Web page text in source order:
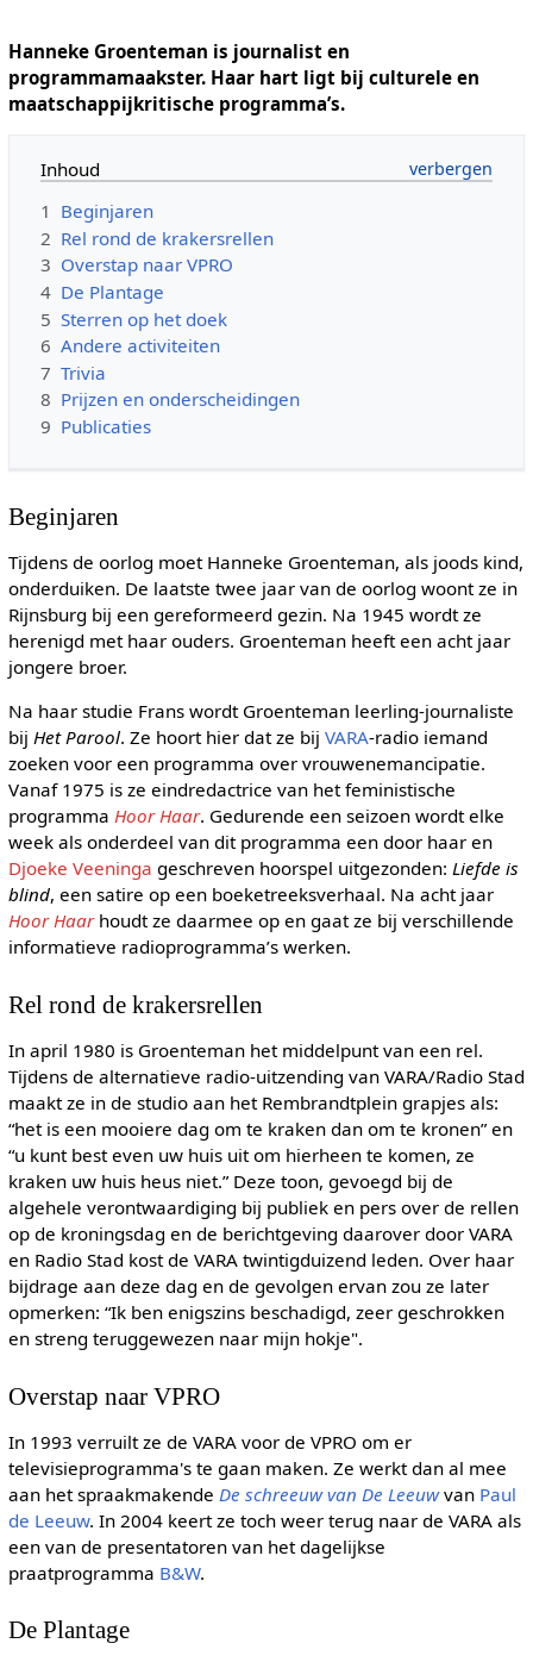
Hanneke Groenteman is journalist en
programmamaakster. Haar hart ligt bij culturele en
maatschappijkritische programma’s.
Inhoud
1 Beginjaren
2 Rel rond de krakersrellen
3 Overstap naar VPRO
4 De Plantage
5 Sterren op het doek
6 Andere activiteiten
7 Trivia
8 Prijzen en onderscheidingen
9 Publicaties
Beginjaren
Tijdens de oorlog moet Hanneke Groenteman, als joods kind,
onderduiken. De laatste twee jaar van de oorlog woont ze in
Rijnsburg bij een gereformeerd gezin. Na 1945 wordt ze
herenigd met haar ouders. Groenteman heeft een acht jaar
jongere broer.
Na haar studie Frans wordt Groenteman leerling-journaliste
bij Het Parool. Ze hoort hier dat ze bij VARA-radio iemand
zoeken voor een programma over vrouwenemancipatie.
Vanaf 1975 is ze eindredactrice van het feministische
programma Hoor Haar. Gedurende een seizoen wordt elke
week als onderdeel van dit programma een door haar en
Djoeke Veeninga geschreven hoorspel uitgezonden: Liefde is
blind, een satire op een boeketreeksverhaal. Na acht jaar
Hoor Haarhoudt ze daarmee op en gaat ze bij verschillende
informatieve radioprogramma’s werken.
Rel rond de krakersrellen
In april 1980 is Groenteman het middelpunt van een rel.
Tijdens de alternatieve radio-uitzending van VARA/Radio Stad
maakt ze in de studio aan het Rembrandtplein grapjes als:
“het is een mooiere dag om te kraken dan om te kronen” en
“u kunt best even uw huis uit om hierheen te komen, ze
kraken uw huis heus niet.” Deze toon, gevoegd bij de
algehele verontwaardiging bij publiek en pers over de rellen
op de kroningsdag en de berichtgeving daarover door VARA
en Radio Stad kost de VARA twintigduizend leden. Over haar
bijdrage aan deze dag en de gevolgen ervan zou ze later
opmerken: “Ik ben enigszins beschadigd, zeer geschrokken
en streng teruggewezen naar mijn hokje".
Overstap naar VPRO
In 1993 verruilt ze de VARA voor de VPRO om er
televisieprogramma's te gaan maken. Ze werkt dan al mee
aan het spraakmakende De schreeuw van De Leeuwvan Paul
de Leeuw. In 2004 keert ze toch weer terug naar de VARA als
een van de presentatoren van het dagelijkse
praatprogramma B&W.
De Plantage